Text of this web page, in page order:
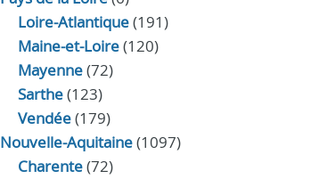
Loire-Atlantique(191)
Maine-et-Loire(120)
Mayenne(72)
Sarthe(123)
Vendée(179)
Nouvelle-Aquitaine(1097)
Charente(72)